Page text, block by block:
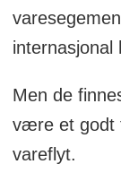
internasjonal
Men de
være et godt
vareflyt.